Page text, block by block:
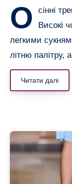
О
сінні
Високі
легкими
літню палітру,
Читати далі